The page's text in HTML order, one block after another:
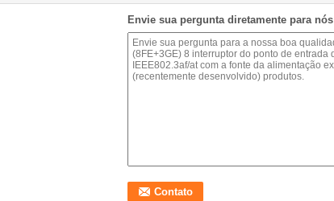
Envie sua pergunta diretamente para nós